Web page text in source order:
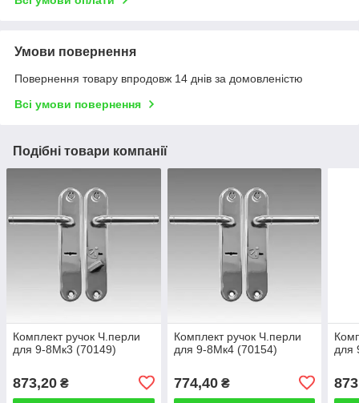
Умови повернення
Повернення товару впродовж 14 днів за домовленістю
Всі умови повернення
Подібні товари компанії
Комплект ручок Ч.перли
для 9-8Мк3 (70149)
873,20 ₴
Комплект ручок Ч.перли
для 9-8Мк4 (70154)
774,40₴
для